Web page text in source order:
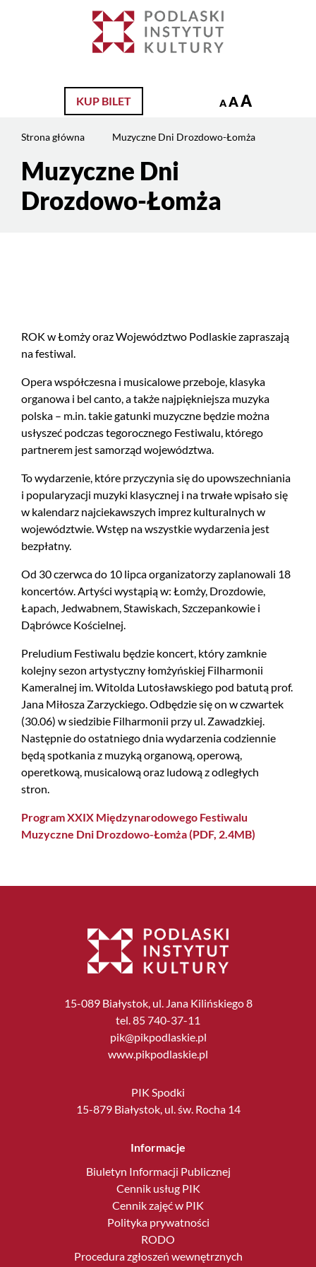
KUP BILET A AA
Strona główna Muzyczne Dni Drozdowo-Łomża
Treść
stronyMuzyczne Dni
Drozdowo-Łomża
ROK w Łomży oraz Województwo Podlaskie zapraszają
na festiwal.
Opera współczesna i musicalowe przeboje, klasyka
organowa i bel canto, a także najpiękniejsza muzyka
polska – m.in. takie gatunki muzyczne będzie można
usłyszeć podczas tegorocznego Festiwalu, którego
partnerem jest samorząd województwa.
To wydarzenie, które przyczynia się do upowszechniania
i popularyzacji muzyki klasycznej i na trwałe wpisało się
w kalendarz najciekawszych imprez kulturalnych w
województwie. Wstęp na wszystkie wydarzenia jest
bezpłatny.
Od 30 czerwca do 10 lipca organizatorzy zaplanowali 18
koncertów. Artyści wystąpią w: Łomży, Drozdowie,
Łapach, Jedwabnem, Stawiskach, Szczepankowie i
Dąbrówce Kościelnej.
Preludium Festiwalu będzie koncert, który zamknie
kolejny sezon artystyczny łomżyńskiej Filharmonii
Kameralnej im. Witolda Lutosławskiego pod batutą prof.
Jana Miłosza Zarzyckiego. Odbędzie się on w czwartek
(30.06) w siedzibie Filharmonii przy ul. Zawadzkiej.
Następnie do ostatniego dnia wydarzenia codziennie
będą spotkania z muzyką organową, operową,
operetkową, musicalową oraz ludową z odległych
stron.
Program XXIX Międzynarodowego Festiwalu
Muzyczne Dni Drozdowo-Łomża (PDF, 2.4MB)
15-089 Białystok, ul. Jana Kilińskiego 8
tel. 85 740-37-11
pik@pikpodlaskie.pl
www.pikpodlaskie.pl
PIK Spodki
15-879 Białystok, ul. św. Rocha 14
Informacje
Biuletyn Informacji Publicznej
Cennik usług PIK
Cennik zajęć w PIK
Polityka prywatności
RODO
Procedura zgłoszeń wewnętrznych